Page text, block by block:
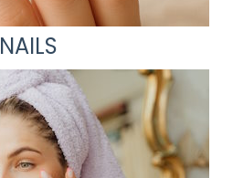
NAILS